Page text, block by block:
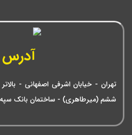
آدرس
تهران - خیابان اشرفی اصفهانی -
ششم (میرطاهری) - ساختمان بانک سپه - پلاک